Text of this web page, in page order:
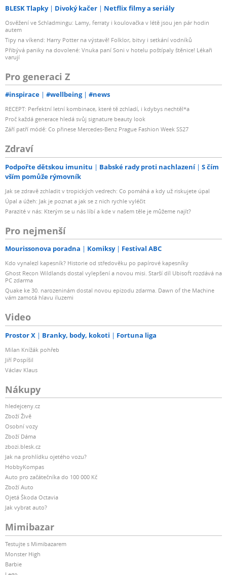
BLESK Tlapky Divoký kačer Netflix filmy a seriály
Osvěžení ve Schladmingu: Lamy, ferraty i koulovačka v létě jsou jen pár hodin
autem
Tipy na víkend: Harry Potter na výstavě! Folklor, bitvy i setkání vodníků
Přibývá paniky na dovolené: Vnuka paní Soni v hotelu poštípaly štěnice! Lékaři
varují
Pro generaci Z
#inspirace #wellbeing #news
RECEPT: Perfektní letní kombinace, které tě zchladí, i kdybys nechtěl*a
Proč každá generace hledá svůj signature beauty look
Září patří módě: Co přinese Mercedes-Benz Prague Fashion Week SS27
Zdraví
Podpořte dětskou imunitu Babské rady proti nachlazení
S čím
vším pomůže rýmovník
Jak se zdravě zchladit v tropických vedrech: Co pomáhá a kdy už riskujete úpal
Úpal a úžeh: Jak je poznat a jak se z nich rychle vyléčit
Parazité v nás: Kterým se u nás líbí a kde v našem těle je můžeme najít?
Pro nejmenší
Mourissonova poradna Komiksy Festival ABC
Kdo vynalezl kapesník? Historie od středověku po papírové kapesníky
Ghost Recon Wildlands dostal vylepšení a novou misi. Starší díl Ubisoft rozdává na
PC zdarma
Quake ke 30. narozeninám dostal novou epizodu zdarma. Dawn of the Machine
vám zamotá hlavu iluzemi
Video
Prostor X Branky, body, kokoti Fortuna liga
Milan Knížák pohřeb
Jiří Pospíšil
Václav Klaus
Nákupy
hledejceny.cz
Zboží Živě
Osobní vozy
Zboží Dáma
zbozi.blesk.cz
Jak na prohlídku ojetého vozu?
HobbyKompas
Auto pro začátečníka do 100 000 Kč
Zboží Auto
Ojetá Škoda Octavia
Jak vybrat auto?
Mimibazar
Testujte s Mimibazarem
Monster High
Barbie